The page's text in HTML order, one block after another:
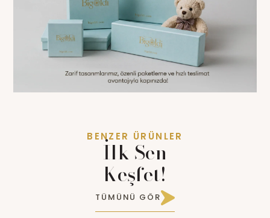
BENZER ÜRÜNLER
İlk Sen
Keşfet!
TÜMÜNÜ GÖR